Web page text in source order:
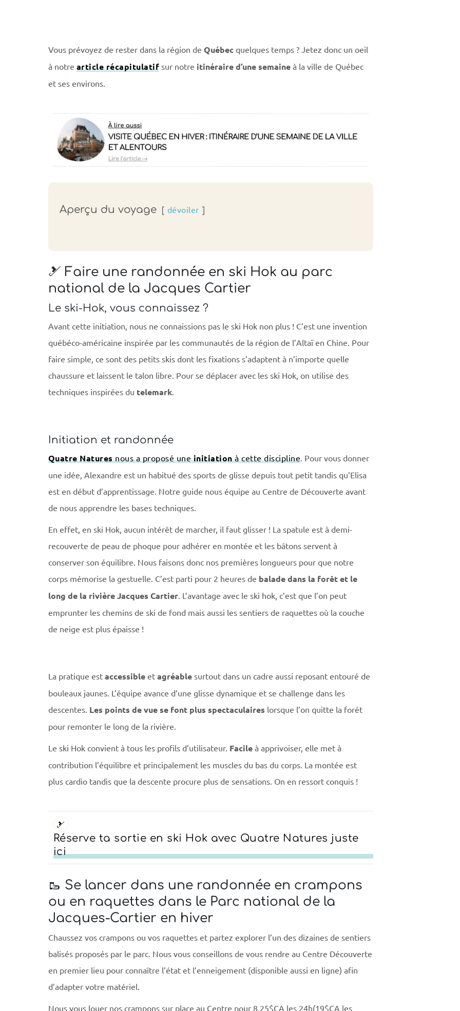
Vous prévoyez de rester dans la région de Québecquelques temps ? Jetez donc un oeil
à notre article récapitulatif sur notre itinéraire d’une semaine à la ville de Québec
et ses environs.
Aperçu du voyage dévoiler
🎿 Faire une randonnée en ski Hok au parc
national de la Jacques Cartier
Le ski-Hok, vous connaissez ?
Avant cette initiation, nous ne connaissions pas le ski Hok non plus ! C’est une invention
québéco-américaine inspirée par les communautés de la région de l’Altaï en Chine. Pour
faire simple, ce sont des petits skis dont les fixations s’adaptent à n’importe quelle
chaussure et laissent le talon libre. Pour se déplacer avec les ski Hok, on utilise des
techniques inspirées du telemark.
Initiation et randonnée
Quatre Natures nous a proposé une initiation à cette discipline . Pour vous donner
une idée, Alexandre est un habitué des sports de glisse depuis tout petit tandis qu’Elisa
est en début d’apprentissage. Notre guide nous équipe au Centre de Découverte avant
de nous apprendre les bases techniques.
En effet, en ski Hok, aucun intérêt de marcher, il faut glisser ! La spatule est à demi-
recouverte de peau de phoque pour adhérer en montée et les bâtons servent à
conserver son équilibre. Nous faisons donc nos premières longueurs pour que notre
corps mémorise la gestuelle. C’est parti pour 2 heures de balade dans la forêt et le
long de la rivière Jacques Cartier. L’avantage avec le ski hok, c’est que l’on peut
emprunter les chemins de ski de fond mais aussi les sentiers de raquettes où la couche
de neige est plus épaisse !
La pratique est accessibleet agréablesurtout dans un cadre aussi reposant entouré de
bouleaux jaunes. L’équipe avance d’une glisse dynamique et se challenge dans les
descentes. Les points de vue se font plus spectaculaires lorsque l’on quitte la forêt
pour remonter le long de la rivière.
Le ski Hok convient à tous les profils d’utilisateur. Facileà apprivoiser, elle met à
contribution l’équilibre et principalement les muscles du bas du corps. La montée est
plus cardio tandis que la descente procure plus de sensations. On en ressort conquis !
🎿
Réserve ta sortie en ski Hok avec Quatre Natures juste
ici
🥾 Se lancer dans une randonnée en crampons
ou en raquettes dans le Parc national de la
Jacques-Cartier en hiver
Chaussez vos crampons ou vos raquettes et partez explorer l’un des dizaines de sentiers
balisés proposés par le parc. Nous vous conseillons de vous rendre au Centre Découverte
en premier lieu pour connaître l’état et l’enneigement (disponible aussi en ligne) afin
d’adapter votre matériel.
Nous vous louer nos crampons sur place au Centre pour 8,25$CA les 24h(19$CA les